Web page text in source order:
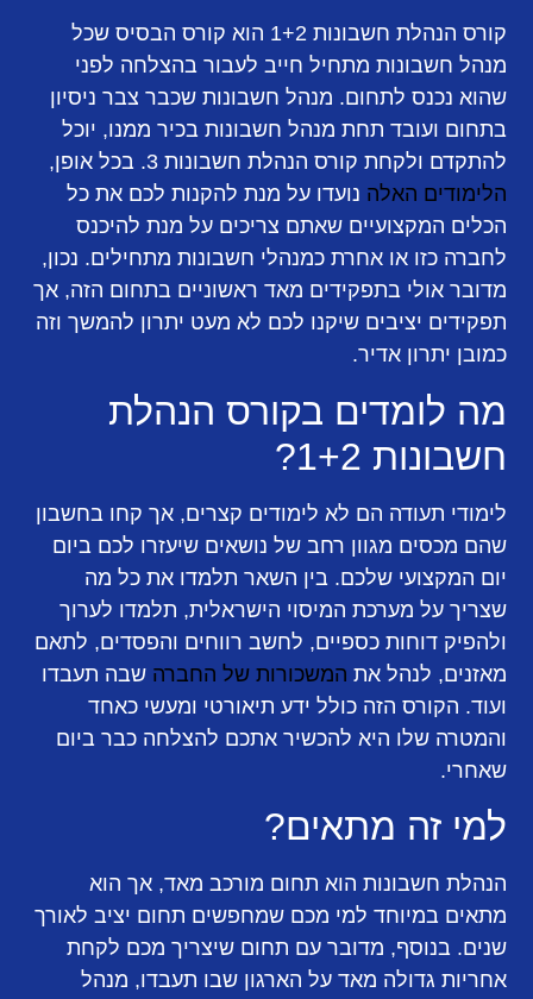
קורס הנהלת חשבונות 1+2 הוא קורס הבסיס שכל
מנהל חשבונות מתחיל חייב לעבור בהצלחה לפני
שהוא נכנס לתחום. מנהל חשבונות שכבר צבר ניסיון
בתחום ועובד תחת מנהל חשבונות בכיר ממנו, יוכל
להתקדם ולקחת קורס הנהלת חשבונות 3. בכל אופן,
הלימודים האלה נועדו על מנת להקנות לכם את כל
הכלים המקצועיים שאתם צריכים על מנת להיכנס
לחברה כזו או אחרת כמנהלי חשבונות מתחילים. נכון,
מדובר אולי בתפקידים מאד ראשוניים בתחום הזה, אך
תפקידים יציבים שיקנו לכם לא מעט יתרון להמשך וזה
כמובן יתרון אדיר.
מה לומדים בקורס הנהלת
חשבונות 1+2?
לימודי תעודה הם לא לימודים קצרים, אך קחו בחשבון
שהם מכסים מגוון רחב של נושאים שיעזרו לכם ביום
יום המקצועי שלכם. בין השאר תלמדו את כל מה
שצריך על מערכת המיסוי הישראלית, תלמדו לערוך
ולהפיק דוחות כספיים, לחשב רווחים והפסדים, לתאם
מאזנים, לנהל את המשכורות של החברה שבה תעבדו
ועוד. הקורס הזה כולל ידע תיאורטי ומעשי כאחד
והמטרה שלו היא להכשיר אתכם להצלחה כבר ביום
שאחרי.
למי זה מתאים?
הנהלת חשבונות הוא תחום מורכב מאד, אך הוא
מתאים במיוחד למי מכם שמחפשים תחום יציב לאורך
שנים. בנוסף, מדובר עם תחום שיצריך מכם לקחת
אחריות גדולה מאד על הארגון שבו תעבדו, מנהל